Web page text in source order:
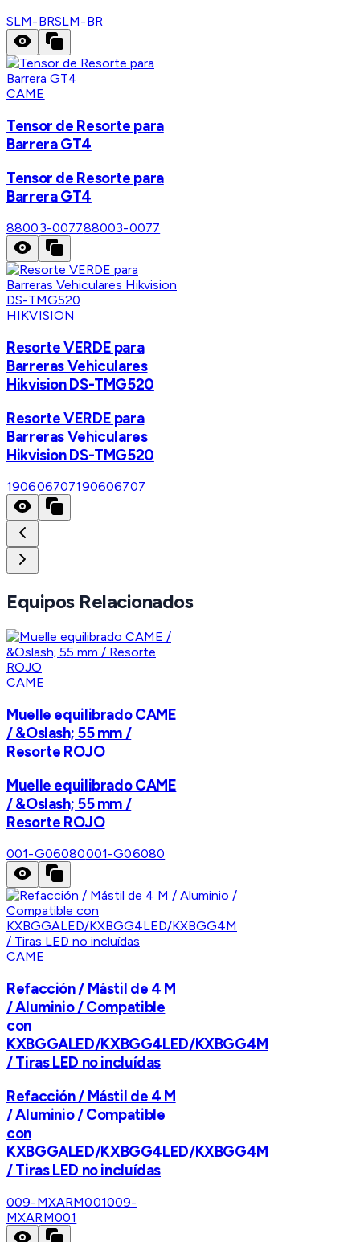
SLM-BRSLM-BR
CAME
Tensor de Resorte para
Barrera GT4
Tensor de Resorte para
Barrera GT4
88003-007788003-0077
HIKVISION
Resorte VERDE para
Barreras Vehiculares
Hikvision DS-TMG520
Resorte VERDE para
Barreras Vehiculares
Hikvision DS-TMG520
190606707190606707
Equipos Relacionados
CAME
Muelle equilibrado CAME
/ &Oslash; 55 mm /
Resorte ROJO
Muelle equilibrado CAME
/ &Oslash; 55 mm /
Resorte ROJO
001-G06080001-G06080
CAME
Refacción / Mástil de 4 M
/ Aluminio / Compatible
con
KXBGGALED/KXBGG4LED/KXBGG4M
/ Tiras LED no incluídas
Refacción / Mástil de 4 M
/ Aluminio / Compatible
con
KXBGGALED/KXBGG4LED/KXBGG4M
/ Tiras LED no incluídas
009-MXARM001009-
MXARM001